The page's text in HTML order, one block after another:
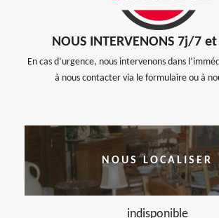
NOUS INTERVENONS 7j/7
En cas d’urgence, nous intervenons dans
à nous contacter via le formulaire ou à
NOUS LOCALISER
indisponible